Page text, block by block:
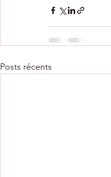
Posts récents